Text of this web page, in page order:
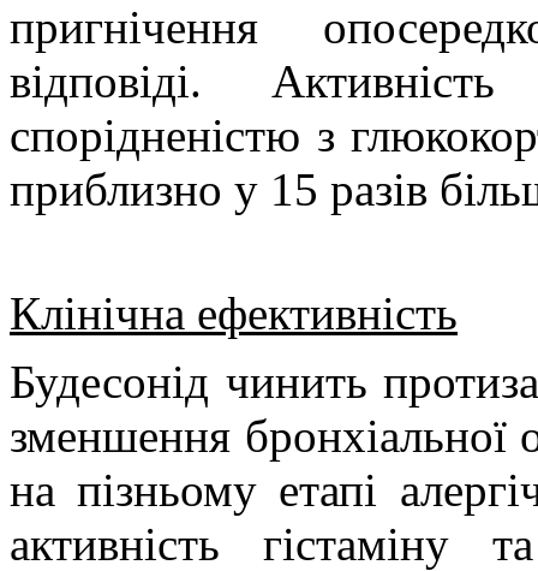
пригнічення
відповіді.
спорідненістю з
приблизно у 15 разів
Клінічна ефективність
Будесонід чинить
зменшення бронхіальної
на пізньому етапі
активність гістаміну